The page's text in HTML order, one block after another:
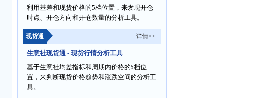
利用基差和现货价格的5档位置，来发现开仓
时点、开仓方向和开仓数量的分析工具。
现货通 详情>>
生意社现货通 - 现货行情分析工具
基于生意社均差指标和周期内价格的5档位
置，来判断现货价格趋势和涨跌空间的分析工
具。